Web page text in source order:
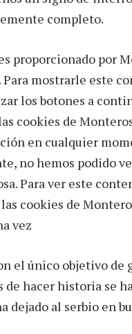
completo.
proporcionado por
mostrarle este
los botones a
cookies de
en cualquier
no hemos podido
Para ver este
cookies de
vez
el único objetivo de
de hacer historia se
dejado al serbio en